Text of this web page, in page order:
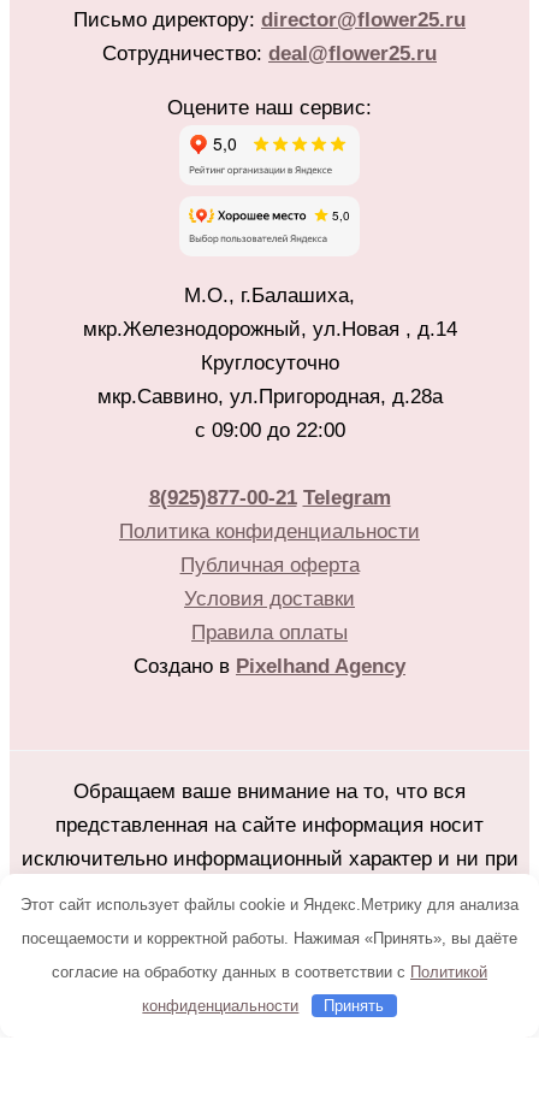
Письмо директору: director@flower25.ru
Сотрудничество: deal@flower25.ru
Оцените наш сервис:
М.О., г.Балашиха,
мкр.Железнодорожный, ул.Новая , д.14
Круглосуточно
мкр.Саввино, ул.Пригородная, д.28а
с 09:00 до 22:00
8(925)877-00-21 Telegram
Политика конфиденциальности
Публичная оферта
Условия доставки
Правила оплаты
Создано в Pixelhand Agency
Обращаем ваше внимание на то, что вся
представленная на сайте информация носит
исключительно информационный характер и ни при
каких условиях не является публичной офертой
определяемой положениями Статьи 437(2)
Гражданского кодекса Российской Федерации.
Любое копирование с сайта flower25.ru без
Этот сайт использует файлы cookie и Яндекс.Метрику для анализа
посещаемости и корректной работы. Нажимая «Принять», вы даёте
согласие на обработку данных в соответствии с Политикой
конфиденциальности
Принять